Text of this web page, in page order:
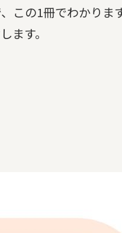
この1冊でわかります
す。